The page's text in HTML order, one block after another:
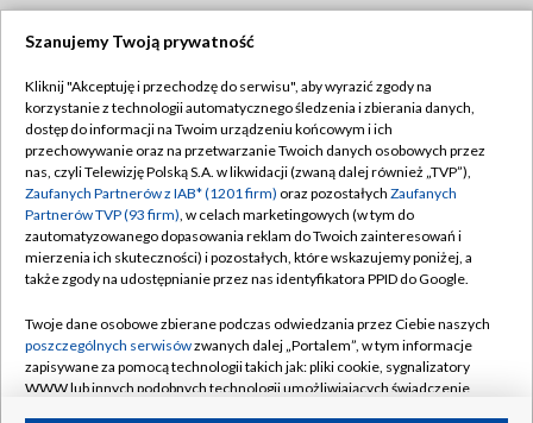
TVP
Abonament TVP
Emisja w TVP
Centrum informacji TVP
Naziemna Telewizja Cyfrowa
Rada Programowa
System NOS
Informacje o nadawcy
Regulamin TVP
Polityka prywatności
Moje zgody
Pomoc
Kontakt
Szanujemy Twoją prywatność
Kliknij "Akceptuję i przechodzę do serwisu", aby wyrazić zgody na
korzystanie z technologii automatycznego śledzenia i zbierania danych,
dostęp do informacji na Twoim urządzeniu końcowym i ich
przechowywanie oraz na przetwarzanie Twoich danych osobowych przez
nas, czyli Telewizję Polską S.A. w likwidacji (zwaną dalej również „TVP”),
Zaufanych Partnerów z IAB* (1201 firm) oraz pozostałych Zaufanych
Partnerów TVP (93 firm), w celach marketingowych (w tym do
zautomatyzowanego dopasowania reklam do Twoich zainteresowań i
mierzenia ich skuteczności) i pozostałych, które wskazujemy poniżej, a
także zgody na udostępnianie przez nas identyfikatora PPID do Google.
Twoje dane osobowe zbierane podczas odwiedzania przez Ciebie naszych
poszczególnych serwisówzwanych dalej „Portalem”, w tym informacje
zapisywane za pomocą technologii takich jak: pliki cookie, sygnalizatory
WWW lub innych podobnych technologii umożliwiających świadczenie